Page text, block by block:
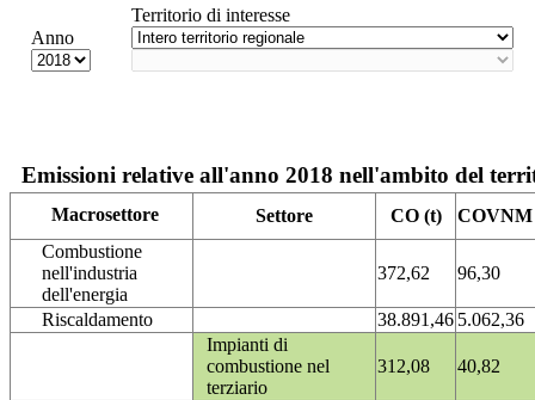
Anno
Territorio di interesse
Emissioni relative all'anno 2018 nell'ambito del
Macrosettore Settore CO (t)
COVNM
Combustione
nell'industria
dell'energia
372,62 96,30
Riscaldamento 38.891,46 5.062,36
Impianti di
combustione nel
terziario
312,08 40,82